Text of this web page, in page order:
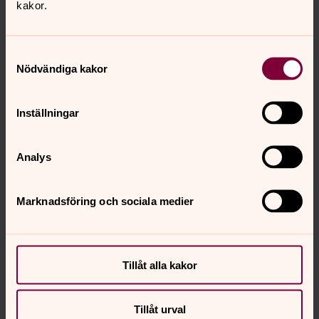
kakor.
Nödvändiga kakor
Inställningar
Analys
Marknadsföring och sociala medier
Tillåt alla kakor
Tillåt urval
Anna Maria Armö
pastorat, Svenska kyrkan i Örebro